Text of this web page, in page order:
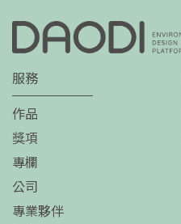
服務
作品
獎項
專欄
公司
專業夥伴